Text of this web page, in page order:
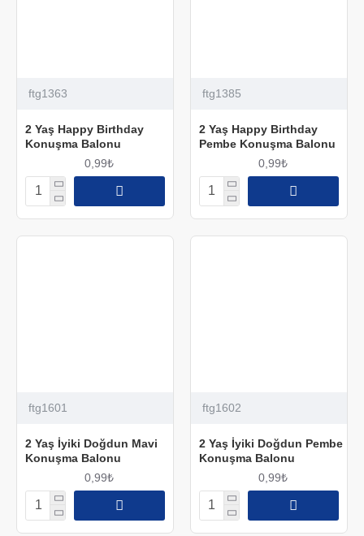
ftg1363
2 Yaş Happy Birthday
Konuşma Balonu
0,99₺
ftg1385
2 Yaş Happy Birthday
Pembe Konuşma Balonu
0,99₺
ftg1601
2 Yaş İyiki Doğdun Mavi
Konuşma Balonu
0,99₺
ftg1602
2 Yaş İyiki Doğdun Pembe
Konuşma Balonu
0,99₺